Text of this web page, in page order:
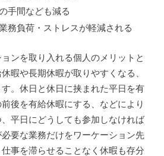
手間なども減る
務負荷・ストレスが軽減される
ンを取り入れる個人のメリットと
暇や長期休暇が取りやすくなる、
。休日と休日に挟まれた平日を有
後を有給休暇にする、などにより
平日にどうしても参加しなければ
要な業務だけをワーケーション先
事を滞らせることなく休暇も存分